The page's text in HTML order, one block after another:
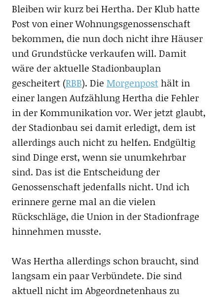
Bleiben wir kurz bei Hertha. Der Klub hatte
Post von einer Wohnungsgenossenschaft
bekommen, die nun doch nicht ihre Häuser
und Grundstücke verkaufen will. Damit
wäre der aktuelle Stadionbauplan
gescheitert (RBB). Die Morgenposthält in
einer langen Aufzählung Hertha die Fehler
in der Kommunikation vor. Wer jetzt glaubt,
der Stadionbau sei damit erledigt, dem ist
allerdings auch nicht zu helfen. Endgültig
sind Dinge erst, wenn sie unumkehrbar
sind. Das ist die Entscheidung der
Genossenschaft jedenfalls nicht. Und ich
erinnere gerne mal an die vielen
Rückschläge, die Union in der Stadionfrage
hinnehmen musste.
Was Hertha allerdings schon braucht, sind
langsam ein paar Verbündete. Die sind
aktuell nicht im Abgeordnetenhaus zu